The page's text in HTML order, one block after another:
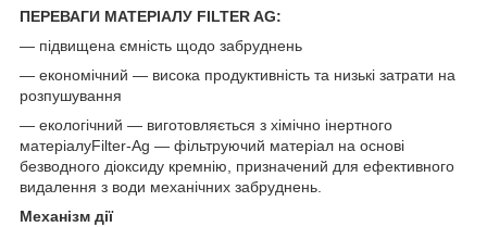
ПЕРЕВАГИ МАТЕРІАЛУ FILTER AG:
— підвищена ємність щодо забруднень
— економічний — висока продуктивність та низькі затрати на
розпушування
— екологічний — виготовляється з хімічно інертного
матеріалуFilter-Ag — фільтруючий матеріал на основі
безводного діоксиду кремнію, призначений для ефективного
видалення з води механічних забруднень.
Механізм дії